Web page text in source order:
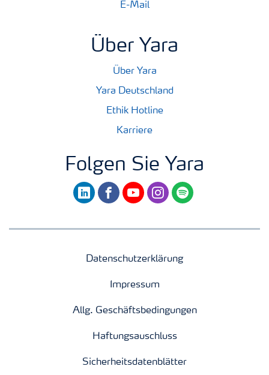
E-Mail
Über Yara
Über Yara
Yara Deutschland
Ethik Hotline
Karriere
Folgen Sie Yara
linkedinfacebookyoutubeinstagram
spotify
Datenschutzerklärung
Impressum
Allg. Geschäftsbedingungen
Haftungsauschluss
Sicherheitsdatenblätter